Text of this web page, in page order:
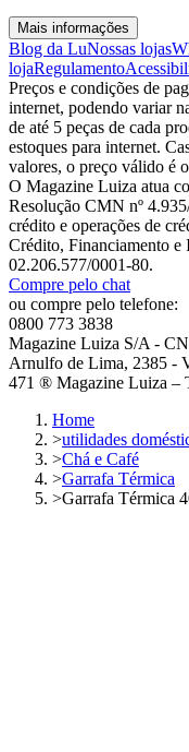
Mais informações
Blog da LuNossas lojas
lojaRegulamento
Preços e condições de
internet, podendo variar
de até 5 peças de cada
estoques para internet.
valores, o preço válido é
O Magazine Luiza atua
Resolução CMN nº
crédito e operações de
Crédito, Financiamento e
02.206.577/0001-80.
Compre pelo chat
ou compre pelo telefone:
0800 773 3838
Magazine Luiza S/A -
Arnulfo de Lima, 2385 -
471 ® Magazine Luiza –
Home
>utilidades
>Chá e Café
>Garrafa Térmica
>Garrafa Térmica